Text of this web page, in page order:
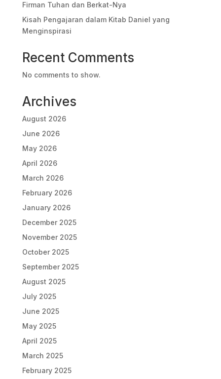
Firman Tuhan dan Berkat-Nya
Kisah Pengajaran dalam Kitab Daniel yang
Menginspirasi
Recent Comments
No comments to show.
Archives
August 2026
June 2026
May 2026
April 2026
March 2026
February 2026
January 2026
December 2025
November 2025
October 2025
September 2025
August 2025
July 2025
June 2025
May 2025
April 2025
March 2025
February 2025